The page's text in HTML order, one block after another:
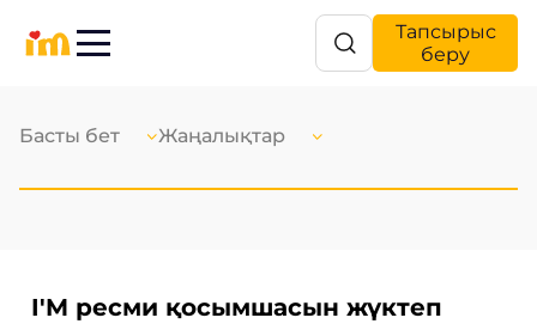
Тапсырыс
беру
Басты бет Жаңалықтар
I'M ресми қосымшасын жүктеп